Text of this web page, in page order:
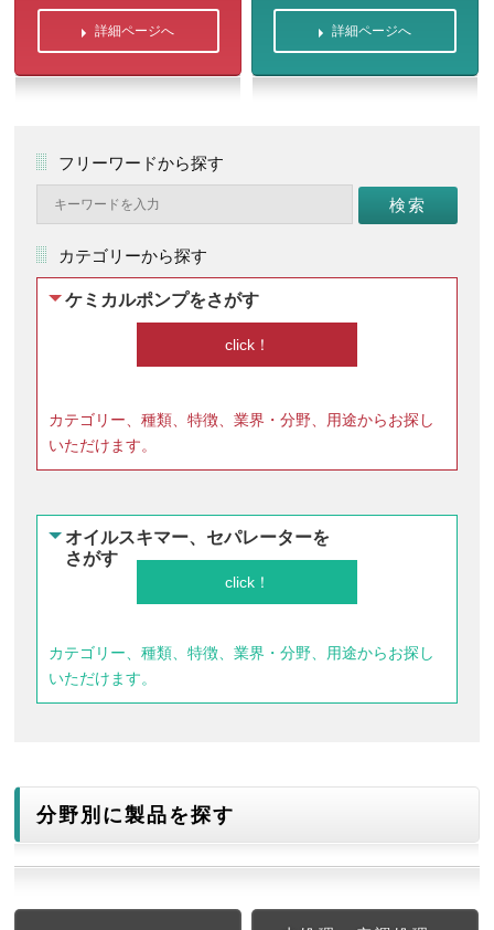
詳細ページへ 詳細ページへ
フリーワードから探す
カテゴリーから探す
ケミカルポンプをさがす
カテゴリー、種類、特徴、業界・分野、用途からお探し
いただけます。
オイルスキマー、セパレーターを
さがす
カテゴリー、種類、特徴、業界・分野、用途からお探し
いただけます。
分野別に製品を探す